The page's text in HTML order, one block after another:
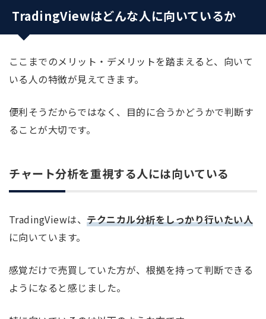
TradingViewはどんな人に向いているか
ここまでのメリット・デメリットを踏まえると、向いて
いる人の特徴が見えてきます。
便利そうだからではなく、目的に合うかどうかで判断す
ることが大切です。
チャート分析を重視する人には向いている
TradingViewは、テクニカル分析をしっかり行いたい人
に向いています。
感覚だけで売買していた方が、根拠を持って判断できる
ようになると感じました。